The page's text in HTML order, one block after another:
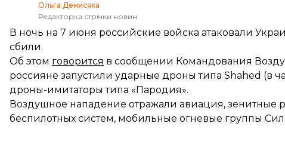
Ольга Денисяка
Редакторка стрічки новин
В ночь на 7 июня российские войска атаковали
сбили.
Об этом говорится в сообщении Командования
россияне запустили ударные дроны типа Shahed (в
дроны-имитаторы типа «Пародия».
Воздушное нападение отражали авиация, зенитные
беспилотных систем, мобильные огневые группы